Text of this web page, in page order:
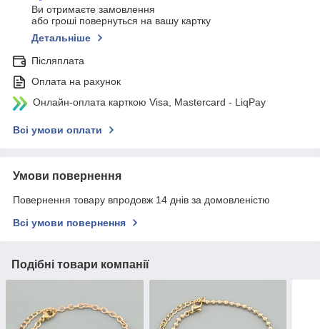
Ви отримаєте замовлення
або гроші повернуться на вашу картку
Детальніше
Післяплата
Оплата на рахунок
Онлайн-оплата карткою Visa, Mastercard - LiqPay
Всі умови оплати
Умови повернення
Повернення товару впродовж 14 днів за домовленістю
Всі умови повернення
Подібні товари компанії